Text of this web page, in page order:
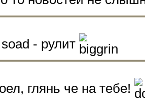
- рулит
глянь че на тебе!